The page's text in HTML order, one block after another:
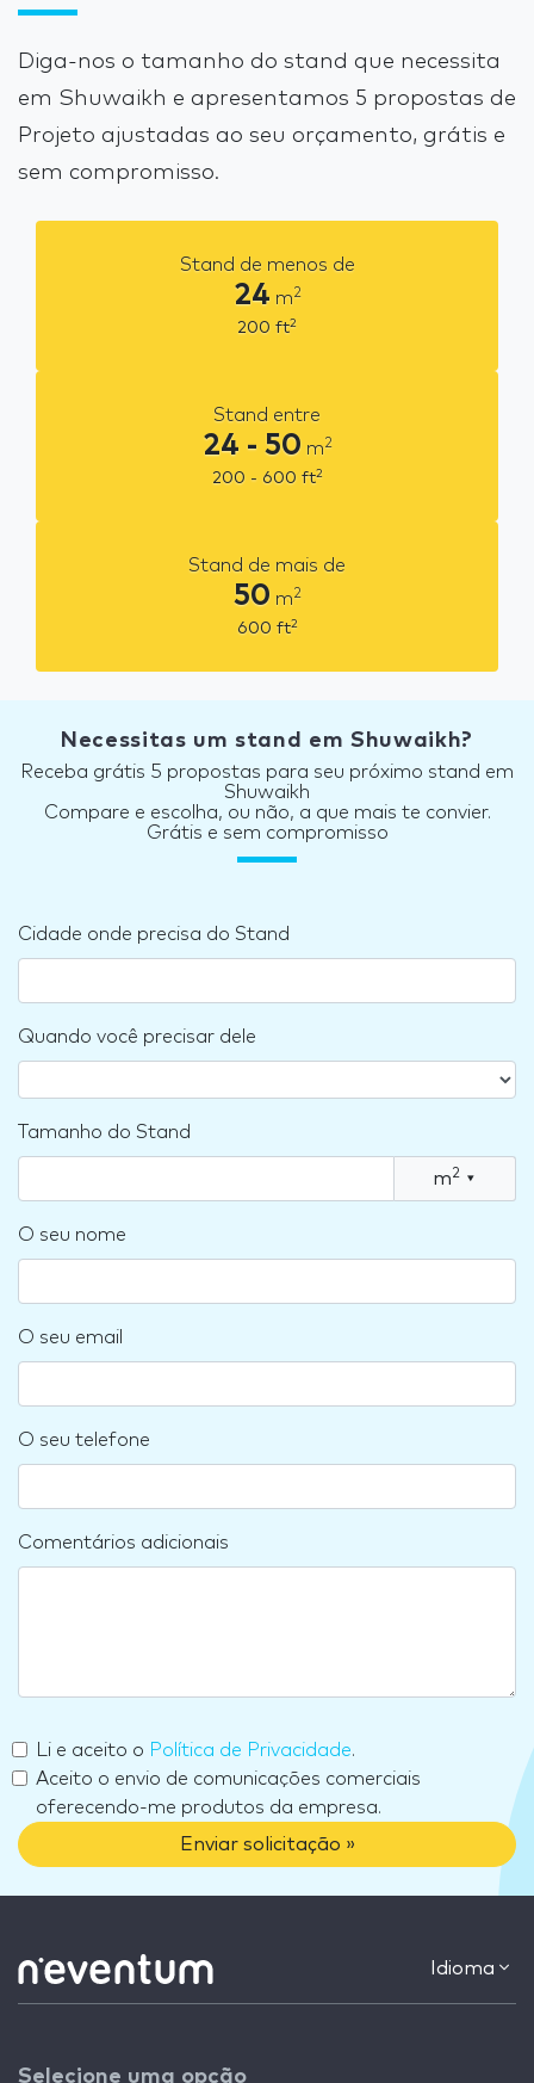
Diga-nos o tamanho do stand que necessita
em Shuwaikh e apresentamos 5 propostas de
Projeto ajustadas ao seu orçamento, grátis e
sem compromisso.
Stand de menos de
24 m2
200 ft2
Stand entre
24 - 50 m2
200 - 600 ft2
Stand de mais de
50 m2
600 ft2
Necessitas um stand em Shuwaikh?
Receba grátis 5 propostas para seu próximo stand em
Shuwaikh
Compare e escolha, ou não, a que mais te convier.
Grátis e sem compromisso
Cidade onde precisa do Stand
Quando você precisar dele
Tamanho do Stand
m2 ▾
O seu nome
O seu email
O seu telefone
Comentários adicionais
Li e aceito o Política de Privacidade.
Aceito o envio de comunicações comerciais
oferecendo-me produtos da empresa.
Enviar solicitação »
Idioma
Selecione uma opção